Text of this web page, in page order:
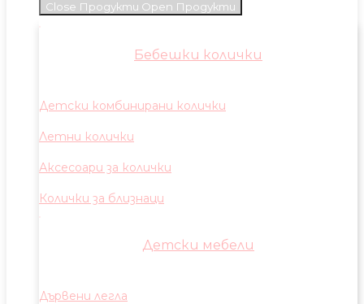
Close Продукти Open Продукти
Бебешки колички
Детски комбинирани колички
Летни колички
Аксесоари за колички
Колички за близнаци
Детски мебели
Дървени легла